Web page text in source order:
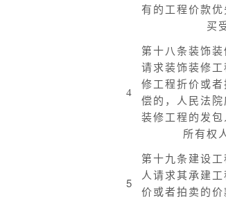
有的工程价款
买
4
第十八条装饰装
请求装饰装修
修工程折价或
偿的，人民法
装修工程的发
所有权
5
第十九条建设
人请求其承建
价或者拍卖的